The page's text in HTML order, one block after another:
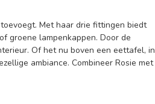
Met haar drie fittingen biedt
groene lampenkappen. Door de
Of het nu boven een eettafel, in
ambiance. Combineer Rosie met